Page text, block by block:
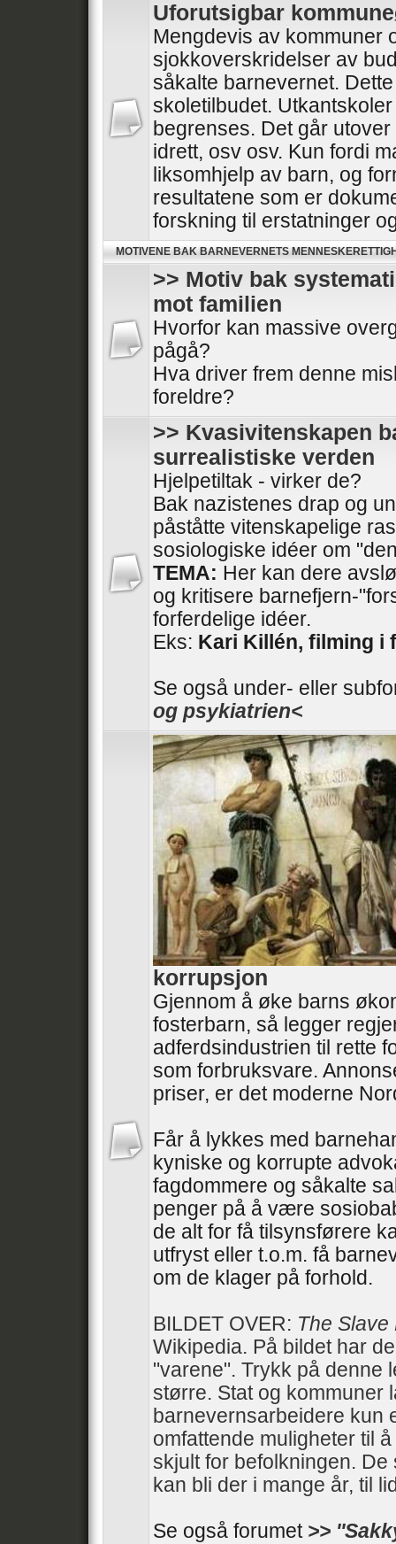
Uforutsigbar
Mengdevis av kommuner
sjokkoverskridelser av
såkalte barnevernet.
skoletilbudet.
begrenses. Det går
idrett, osv osv. Kun fordi
liksomhjelp av barn, og
resultatene som er
forskning til erstatninger
MOTIVENE BAK BARNEVERNETS
>> Motiv bak
mot familien
Hvorfor kan massive
pågå?
Hva driver frem denne
foreldre?
>> Kvasivitenskapen
surrealistiske verden
Hjelpetiltak - virker de?
Bak nazistenes drap og
påståtte vitenskapelige
sosiologiske idéer om
TEMA: Her kan dere
og kritisere barnefjern-
forferdelige idéer.
Eks: Kari Killén, filming i
Se også under- eller
og psykiatrien<
korrupsjon
Gjennom å øke barns
fosterbarn, så legger
adferdsindustrien til rette
som forbruksvare.
priser, er det moderne
Får å lykkes med
kyniske og korrupte
fagdommere og såkalte
penger på å være
de alt for få tilsynsførere
utfryst eller t.o.m. få
om de klager på forhold.
BILDET OVER: The Slave
Wikipedia. På bildet har
"varene". Trykk på denne
større. Stat og kommuner
barnevernsarbeidere kun
omfattende muligheter til
skjult for befolkningen.
kan bli der i mange år, til
Se også forumet >>